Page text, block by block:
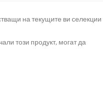
на текущите ви селекции
този продукт, могат да